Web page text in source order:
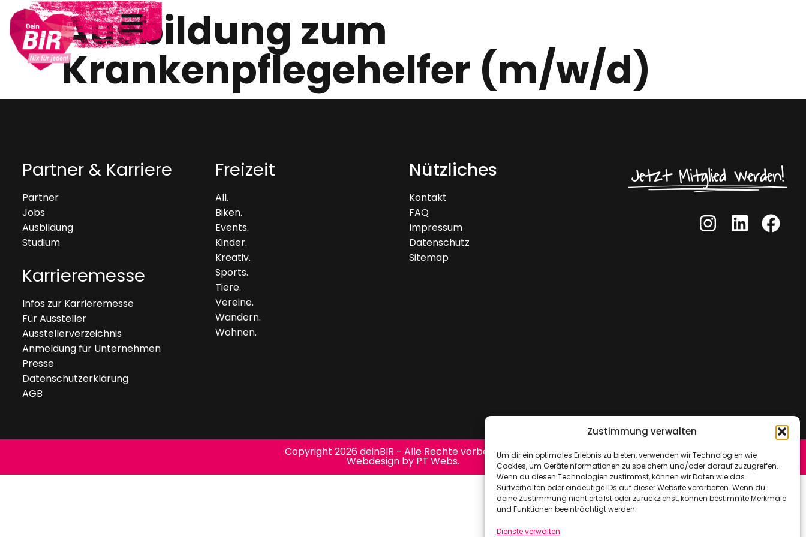
Zustimmung verwalten
Um dir ein optimales Erlebnis zu bieten, verwenden wir Technologien wie
Cookies, um Geräteinformationen zu speichern und/oder darauf zuzugreifen.
Wenn du diesen Technologien zustimmst, können wir Daten wie das
Surfverhalten oder eindeutige IDs auf dieser Website verarbeiten. Wenn du
deine Zustimmung nicht erteilst oder zurückziehst, können bestimmte Merkmale
und Funktionen beeinträchtigt werden.
Dienste verwalten
Ausbildung zum
Krankenpflegehelfer (m/w/d)
Partner & Karriere
Partner
Jobs
Ausbildung
Studium
Karrieremesse
Infos zur Karrieremesse
Für Aussteller
Ausstellerverzeichnis
Anmeldung für Unternehmen
Presse
Datenschutzerklärung
AGB
Freizeit
All.
Biken.
Events.
Kinder.
Kreativ.
Sports.
Tiere.
Vereine.
Wandern.
Wohnen.
Nützliches
Kontakt
FAQ
Impressum
Datenschutz
Sitemap
Jetzt Mitglied werden!
Copyright 2026 deinBIR - Alle Rechte vorbehalten.
Webdesign by PT Webs.